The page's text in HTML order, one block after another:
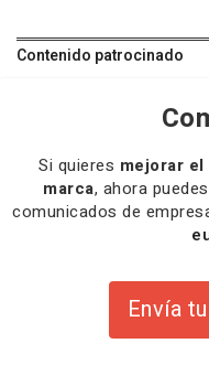
Contenido patrocinado
Si quieres mejorar
marca, ahora
comunicados de
Envía